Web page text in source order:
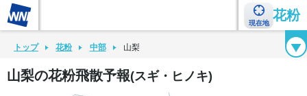
現在地
花粉
花粉カレンダー 花粉図鑑 花粉症チェックシート 花粉症ハンドブック
トップ 花粉 中部 山梨
山梨の花粉飛散予報(スギ・ヒノキ)